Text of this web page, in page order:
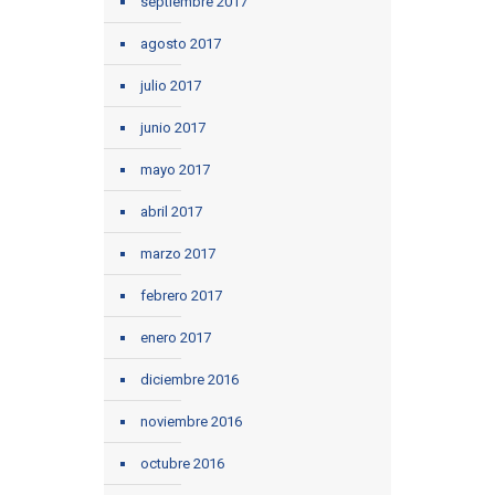
agosto 2017
julio 2017
junio 2017
mayo 2017
abril 2017
marzo 2017
febrero 2017
enero 2017
diciembre 2016
noviembre 2016
octubre 2016